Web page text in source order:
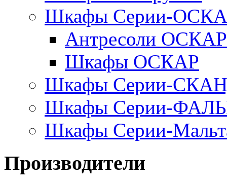
Шкафы Серии-
Антресоли ОСКАР
Шкафы ОСКАР
Шкафы Серии-
Шкафы Серии-
Шкафы Серии-
Производители